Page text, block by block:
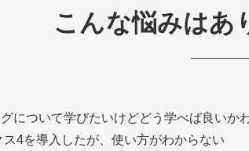
こんな悩みはあ
について学びたいけどどう学べば良いか
4を導入したが、使い方がわからない